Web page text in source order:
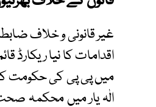
غیر قانونی و خلاف
میں پی پی کی حکومت
الٰہ یار میں محکمہ